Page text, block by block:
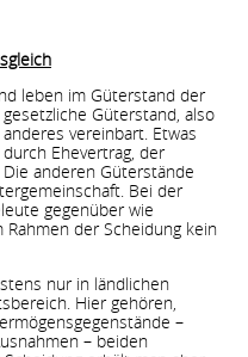
leben im Güterstand der
Güterstand, also
vereinbart. Etwas
Ehevertrag, der
anderen Güterstände
Bei der
gegenüber wie
der Scheidung kein
nur in ländlichen
Hier gehören,
–
– beiden